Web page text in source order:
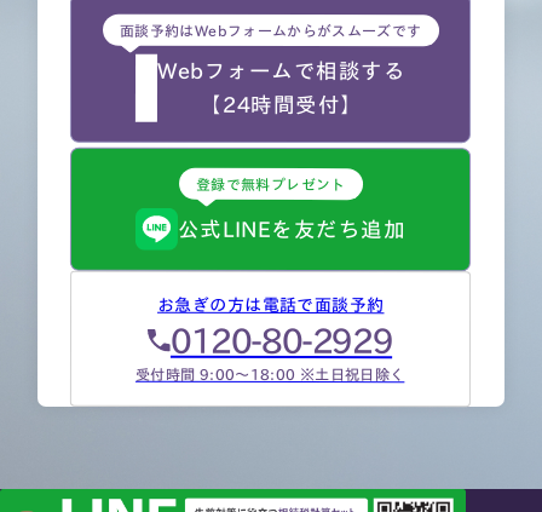
面談予約はWebフォームからがスムーズです
Webフォームで相談する
【24時間受付】
登録で無料プレゼント
公式LINEを友だち追加
お急ぎの方は電話で面談予約
0120-80-2929
受付時間 9:00～18:00 ※土日祝日除く